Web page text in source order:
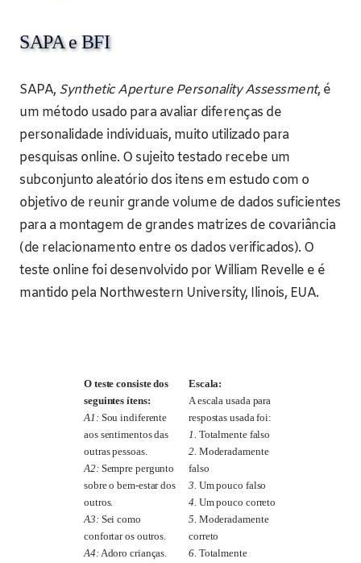
SAPA e BFI
SAPA, Synthetic Aperture Personality Assessment, é
um método usado para avaliar diferenças de
personalidade individuais, muito utilizado para
pesquisas online. O sujeito testado recebe um
subconjunto aleatório dos itens em estudo com o
objetivo de reunir grande volume de dados suficientes
para a montagem de grandes matrizes de covariância
(de relacionamento entre os dados verificados). O
teste online foi desenvolvido por William Revelle e é
mantido pela Northwestern University, Ilinois, EUA.
O teste consiste dos
seguintes ítens:
A1:Sou indiferente
aos sentimentos das
outras pessoas.
A2:Sempre pergunto
sobre o bem-estar dos
outros.
A3:Sei como
confortar os outros.
A4:Adoro crianças.
Escala:
A escala usada para
respostas usada foi:
1. Totalmente falso
2. Moderadamente
falso
3. Um pouco falso
4. Um pouco correto
5. Moderadamente
correto
6. Totalmente